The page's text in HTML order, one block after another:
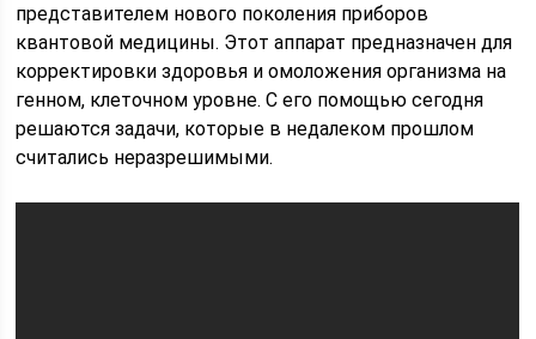
представителем нового поколения приборов
квантовой медицины. Этот аппарат предназначен для
корректировки здоровья и омоложения организма на
генном, клеточном уровне. С его помощью сегодня
решаются задачи, которые в недалеком прошлом
считались неразрешимыми.